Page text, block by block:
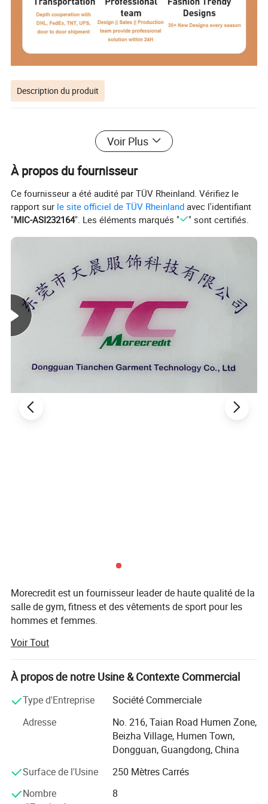
Description du produit
Private Label abordables et de vêtements de sport de haute
qualité de vendeur, col polo à manches longues robes
Voir Plus
À propos du fournisseur
Ce fournisseur a été audité par TÜV Rheinland. Vérifiez le
rapport sur le site officiel de TÜV Rheinland avec l'identifiant
"MIC-ASI232164". Les éléments marqués " " sont certifiés.
Morecredit est un fournisseur leader de haute qualité de la
salle de gym, fitness et des vêtements de sport pour les
hommes et femmes.
Avec un engagement à l'innovation, le style et confort,
nous nous spécialisons dans la fourniture de produits de
gros premium et offrant des services de conception
personnalisée à l'entreprise mondiale d'acheteurs.
Notre mission
de donner aux individus à atteindre leurs objectifs de
fitness en fournissant des vêtements qui allie
performances, durabilité et de l'esthétique moderne. Nous
visons à être le partenaire privilégié pour les entreprises en
quête d'usure de remise en forme de haute qualité et de
solutions de marque personnalisées.
Voir Tout
À propos de notre Usine & Contexte Commercial
Type d'Entreprise
Société Commerciale
Adresse
No. 216, Taian Road Humen Zone,
Beizha Village, Humen Town,
Dongguan, Guangdong, China
Surface de l'Usine
250 Mètres Carrés
Nombre
8